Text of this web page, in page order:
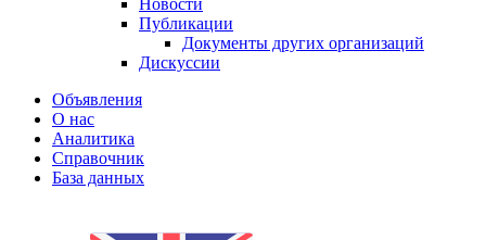
Новости
Публикации
Документы других организаций
Дискуссии
Объявления
О нас
Аналитика
Справочник
База данных